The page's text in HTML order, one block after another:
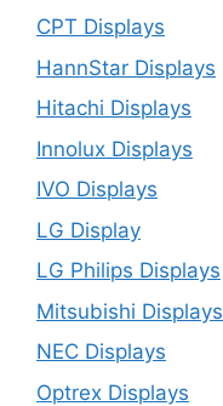
CPT Displays
HannStar Displays
Hitachi Displays
Innolux Displays
IVO Displays
LG Display
LG Philips Displays
Mitsubishi Displays
NEC Displays
Optrex Displays